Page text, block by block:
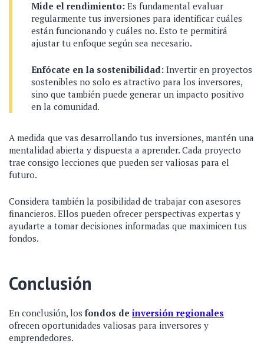
Mide el rendimiento: Es fundamental evaluar
regularmente tus inversiones para identificar cuáles
están funcionando y cuáles no. Esto te permitirá
ajustar tu enfoque según sea necesario.
Enfócate en la sostenibilidad: Invertir en proyectos
sostenibles no solo es atractivo para los inversores,
sino que también puede generar un impacto positivo
en la comunidad.
A medida que vas desarrollando tus inversiones, mantén una
mentalidad abierta y dispuesta a aprender. Cada proyecto
trae consigo lecciones que pueden ser valiosas para el
futuro.
Considera también la posibilidad de trabajar con asesores
financieros. Ellos pueden ofrecer perspectivas expertas y
ayudarte a tomar decisiones informadas que maximicen tus
fondos.
Conclusión
En conclusión, los fondos de inversión regionales
ofrecen oportunidades valiosas para inversores y
emprendedores.